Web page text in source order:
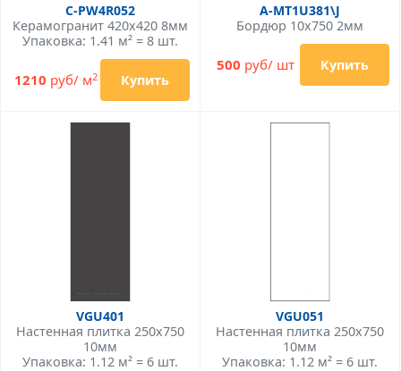
C-PW4R052
Керамогранит 420x420 8мм
Упаковка: 1.41 м² = 8 шт.
1210 руб/ м2 Купить
A-MT1U381\J
Бордюр 10x750 2мм
500 руб/ шт Купить
VGU401
Настенная плитка 250x750
10мм
Упаковка: 1.12 м² = 6 шт.
VGU051
Настенная плитка 250x750
10мм
Упаковка: 1.12 м² = 6 шт.